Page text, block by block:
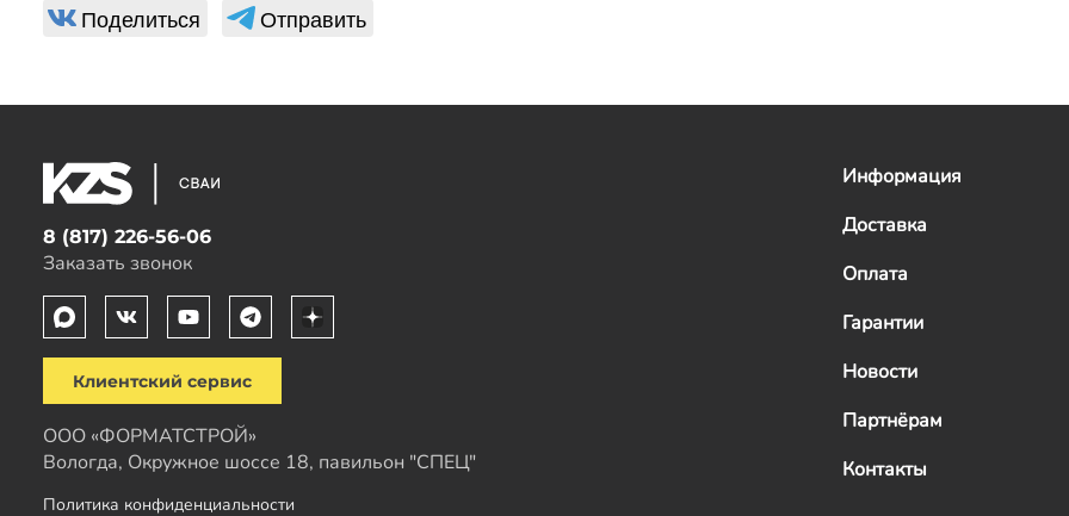
Поделиться Отправить
8 (817) 226-56-06
Заказать звонок
Клиентский сервис
ООО «ФОРМАТСТРОЙ»
Вологда, Окружное шоссе 18, павильон "СПЕЦ"
Политика конфиденциальности
Информация
Доставка
Оплата
Гарантии
Новости
Партнёрам
Контакты